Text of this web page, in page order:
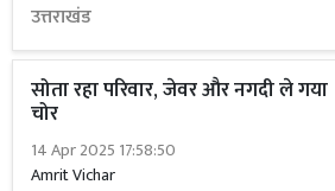
उत्तराखंड
सोता रहा परिवार, जेवर और नगदी ले गया
चोर
14 Apr 2025 17:58:50
Amrit Vichar